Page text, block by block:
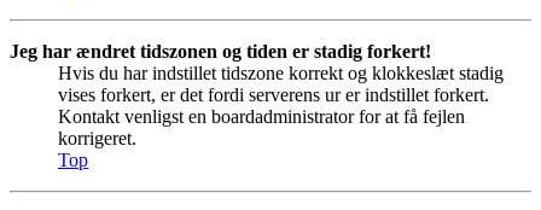
Jeg har ændret tidszonen og tiden er stadig forkert!
Hvis du har indstillet tidszone korrekt og klokkeslæt stadig
vises forkert, er det fordi serverens ur er indstillet forkert.
Kontakt venligst en boardadministrator for at få fejlen
korrigeret.
Top